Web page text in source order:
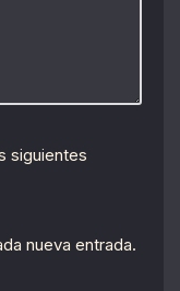
siguientes
nueva entrada.